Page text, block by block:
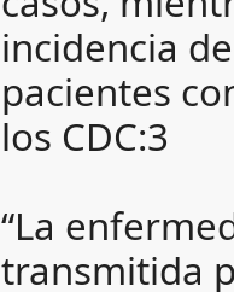
incidencia
pacientes
los CDC:3
“La
transmitida